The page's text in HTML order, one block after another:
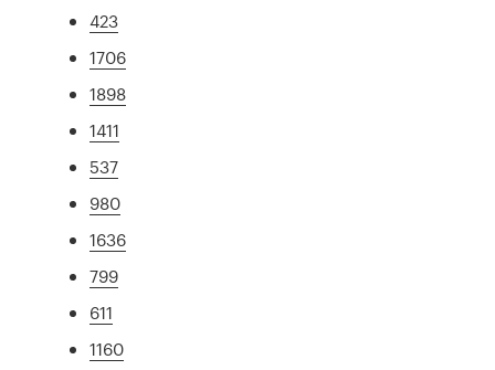
423
1706
1898
1411
537
980
1636
799
611
1160